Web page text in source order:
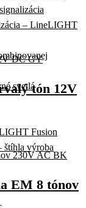
– LineLIGHT
svetlá
Fusion
štíhla výroba
tón 12V
EM 8 tónov